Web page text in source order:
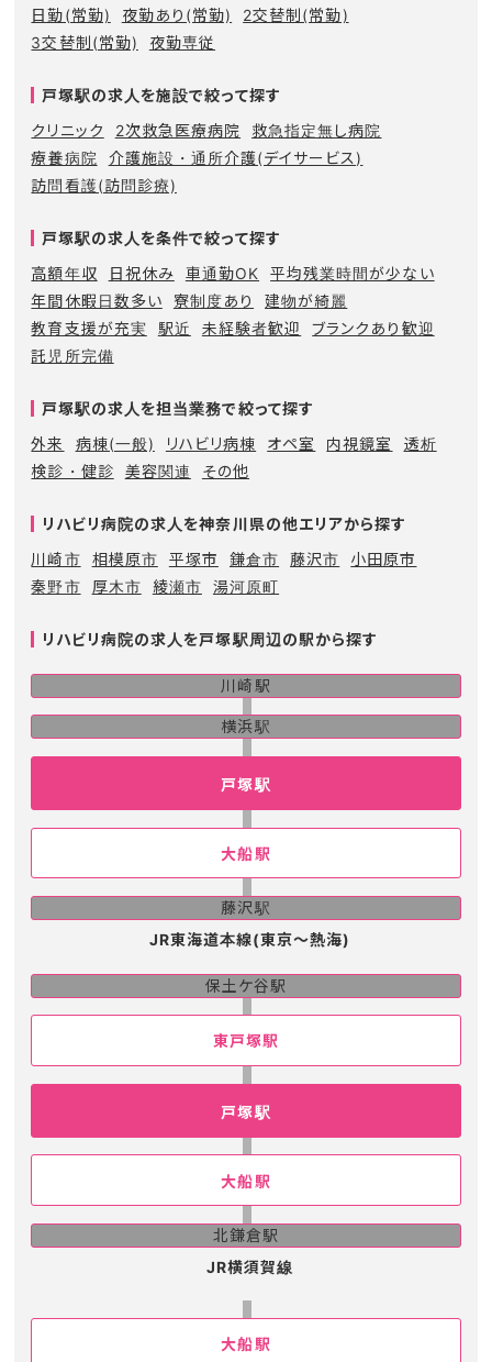
日勤(常勤) 夜勤あり(常勤)
2交替制(常勤)
3交替制(常勤)
夜勤専従
戸塚駅の求人を施設で絞って探す
クリニック
2次救急医療病院
救急指定無し病院
療養病院
介護施設・通所介護(デイサービス)
訪問看護(訪問診療)
戸塚駅の求人を条件で絞って探す
高額年収
日祝休み 車通勤OK
平均残業時間が少ない
年間休暇日数多い
寮制度あり
建物が綺麗
教育支援が充実
駅近 未経験者歓迎
ブランクあり歓迎
託児所完備
戸塚駅の求人を担当業務で絞って探す
外来
病棟(一般) リハビリ病棟 オペ室 内視鏡室
透析
検診・健診
美容関連 その他
リハビリ病院の求人を神奈川県の他エリアから探す
川崎市
相模原市 平塚市 鎌倉市 藤沢市
小田原市
秦野市
厚木市 綾瀬市 湯河原町
リハビリ病院の求人を戸塚駅周辺の駅から探す
川崎駅
横浜駅
戸塚駅
大船駅
藤沢駅
JR東海道本線(東京～熱海)
保土ケ谷駅
東戸塚駅
戸塚駅
大船駅
北鎌倉駅
JR横須賀線
大船駅